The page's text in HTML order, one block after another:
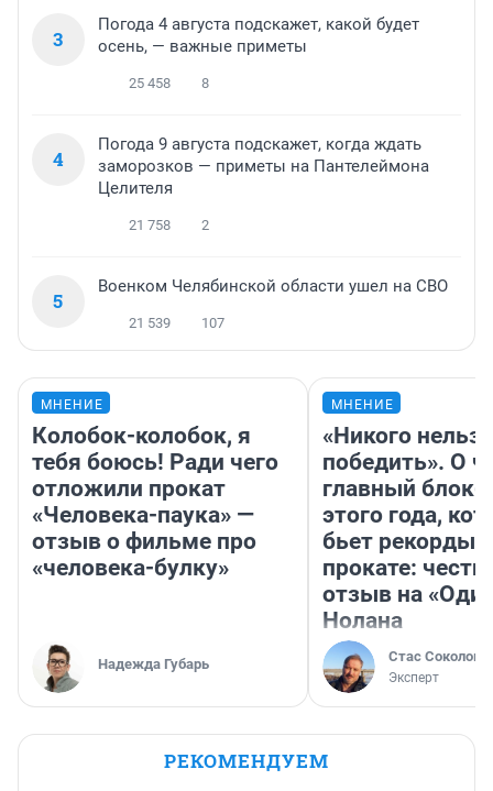
3
Погода 4 августа подскажет, какой будет
осень, — важные приметы
25 458 8
4
Погода 9 августа подскажет, когда ждать
заморозков — приметы на Пантелеймона
Целителя
21 758 2
5
Военком Челябинской области ушел на СВО
21 539 107
МНЕНИЕ
Колобок-колобок, я
тебя боюсь! Ради чего
отложили прокат
«Человека-паука» —
отзыв о фильме про
«человека-булку»
Надежда Губарь
МНЕНИЕ
«Никого нельзя
победить». О
главный
этого года,
бьет рекорды в
прокате:
отзыв на
Нолана
Стас Соколов
Эксперт
РЕКОМЕНДУЕМ